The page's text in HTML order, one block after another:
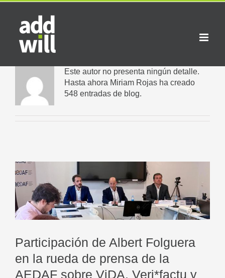
Saltar
contenido
Este autor no presenta ningún detalle.
Hasta ahora Miriam Rojas ha creado
548 entradas de blog.
Participación de Albert Folguera
en la rueda de prensa de la
AEDAF sobre ViDA, Veri*factu y